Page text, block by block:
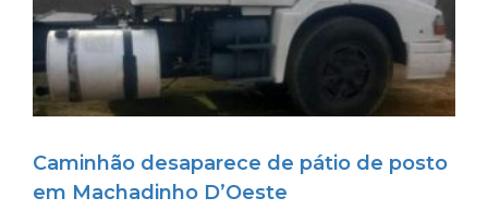
Caminhão desaparece de pátio de posto
em Machadinho D’Oeste